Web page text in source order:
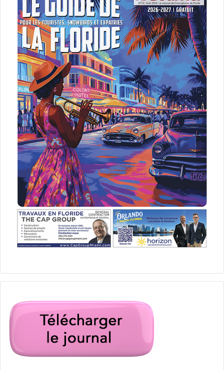
– 17 juin : Jacksonville
– 18 juin : Fort Lauderdale
– 19 juin : Tampa
Alternative Rock / Indie
Ginger Root
– 17 juin : Pensacola
– 18 juin : Tampa
– 20 juin : Orlando
– 21 juin : Fort Lauderdale
Alternative Rock / Indie
Rainbow Kitten Surprise
– 17 juin : Fort Lauderdale
– 18 juin : : Clearwater
Alternative Rock / Indie
Thievery Corporation
– 18 juin : St Augustine
– 20 et 21 juin : Miami Beach
Avril Lavigne
– 20 juin : Tampa
– 21 juin : Hollywood